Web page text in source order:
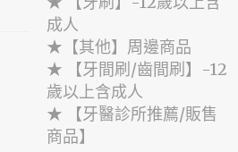
成人
★【其他】周邊商品
★ 【牙間刷/齒間刷】-12
歲以上含成人
★ 【牙醫診所推薦/販售
商品】